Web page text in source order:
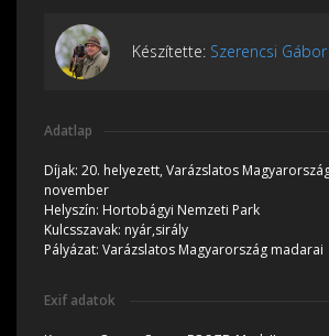
Készítette: Szerencsi Gábor
Adatlap
Díjak: 20. helyezett, Varázslatos
november
Helyszín: Hortobágyi Nemzeti Park
Kulcsszavak: nyár,sirály
Pályázat: Varázslatos Magyarország madarai
Exif adatok